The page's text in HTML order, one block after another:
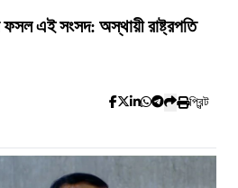
এই সংসদ: অস্থায়ী রাষ্ট্রপতি
প্রিন্ট